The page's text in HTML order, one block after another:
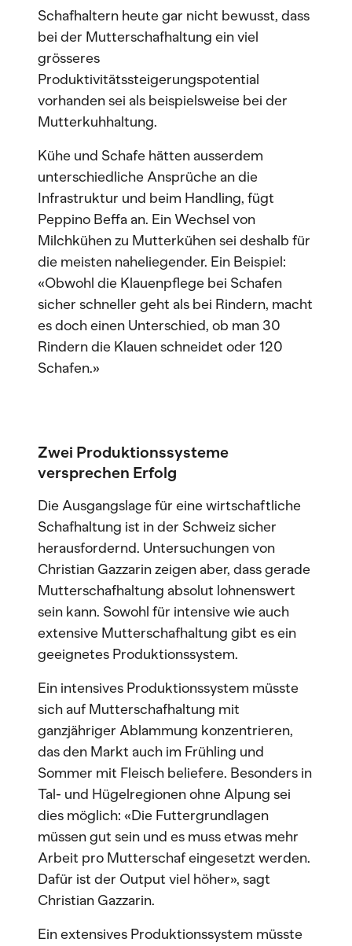
Schafhaltern heute gar nicht bewusst, dass
bei der Mutterschafhaltung ein viel
grösseres
Produktivitätssteigerungspotential
vorhanden sei als beispielsweise bei der
Mutterkuhhaltung.
Kühe und Schafe hätten ausserdem
unterschiedliche Ansprüche an die
Infrastruktur und beim Handling, fügt
Peppino Beffa an. Ein Wechsel von
Milchkühen zu Mutterkühen sei deshalb für
die meisten naheliegender. Ein Beispiel:
«Obwohl die Klauenpflege bei Schafen
sicher schneller geht als bei Rindern, macht
es doch einen Unterschied, ob man 30
Rindern die Klauen schneidet oder 120
Schafen.»
Zwei Produktionssysteme
versprechen Erfolg
Die Ausgangslage für eine wirtschaftliche
Schafhaltung ist in der Schweiz sicher
herausfordernd. Untersuchungen von
Christian Gazzarin zeigen aber, dass gerade
Mutterschafhaltung absolut lohnenswert
sein kann. Sowohl für intensive wie auch
extensive Mutterschafhaltung gibt es ein
geeignetes Produktionssystem.
Ein intensives Produktionssystem müsste
sich auf Mutterschafhaltung mit
ganzjähriger Ablammung konzentrieren,
das den Markt auch im Frühling und
Sommer mit Fleisch beliefere. Besonders in
Tal- und Hügelregionen ohne Alpung sei
dies möglich: «Die Futtergrundlagen
müssen gut sein und es muss etwas mehr
Arbeit pro Mutterschaf eingesetzt werden.
Dafür ist der Output viel höher», sagt
Christian Gazzarin.
Ein extensives Produktionssystem müsste